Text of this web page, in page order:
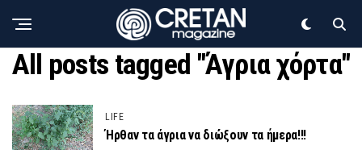
All posts tagged "Άγρια χόρτα"
LIFE
Ήρθαν τα άγρια να διώξουν τα ήμερα!!!